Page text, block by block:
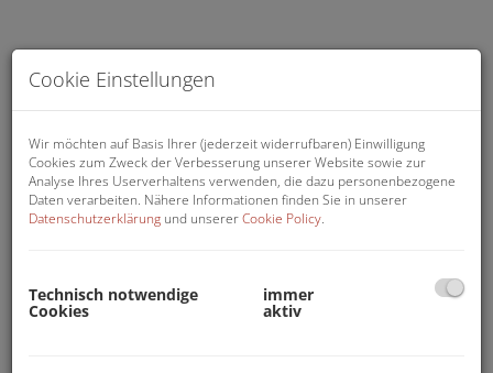
Hausansicht
Beschreibung
Cookie Einstellungen
Wir möchten auf Basis Ihrer (jederzeit widerrufbaren) Einwilligung
Cookies zum Zweck der Verbesserung unserer Website sowie zur
Analyse Ihres Userverhaltens verwenden, die dazu personenbezogene
Daten verarbeiten. Nähere Informationen finden Sie in unserer
Datenschutzerklärung und unsererCookie Policy.
Technisch notwendige
Cookies
immer
aktiv